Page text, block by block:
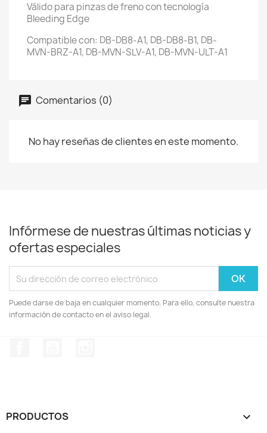
Válido para pinzas de freno con tecnología
Bleeding Edge
Compatible con: DB-DB8-A1, DB-DB8-B1, DB-
MVN-BRZ-A1, DB-MVN-SLV-A1, DB-MVN-ULT-A1
Comentarios (0)
No hay reseñas de clientes en este momento.
Infórmese de nuestras últimas noticias y
ofertas especiales
Puede darse de baja en cualquier momento. Para ello, consulte nuestra
información de contacto en el aviso legal.
PRODUCTOS 